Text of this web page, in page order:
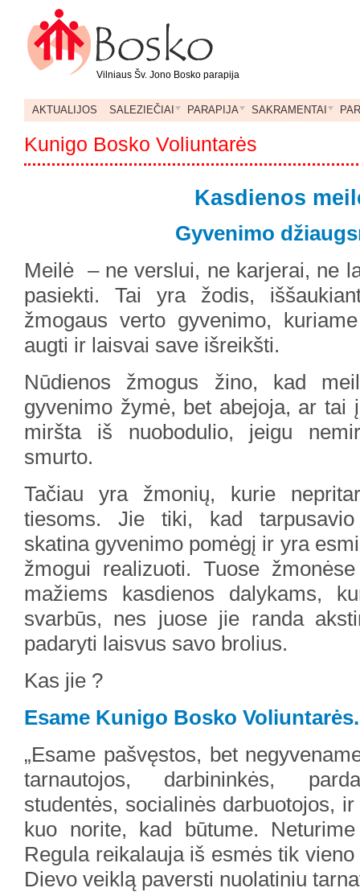
Vilniaus Šv. Jono Bosko parapija
AKTUALIJOS SALEZIEČIAI PARAPIJA SAKRAMENTAI
Kunigo Bosko Voliuntarės
Kasdienos
Gyvenimo
Meilė – ne verslui, ne karjerai, ne
pasiekti. Tai yra žodis,
žmogaus verto gyvenimo,
augti ir laisvai save išreikšti.
Nūdienos žmogus žino, kad
gyvenimo žymė, bet abejoja, ar tai
miršta iš nuobodulio, jeigu
smurto.
Tačiau yra žmonių, kurie
tiesoms. Jie tiki, kad
skatina gyvenimo pomėgį ir yra
žmogui realizuoti. Tuose
mažiems kasdienos dalykams,
svarbūs, nes juose jie randa
padaryti laisvus savo brolius.
Kas jie ?
Esame Kunigo Bosko Voliuntarės.
„Esame pašvęstos, bet
tarnautojos, darbininkės,
studentės, socialinės darbuotojos,
kuo norite, kad būtume.
Regula reikalauja iš esmės tik
Dievo veiklą paversti nuolatiniu